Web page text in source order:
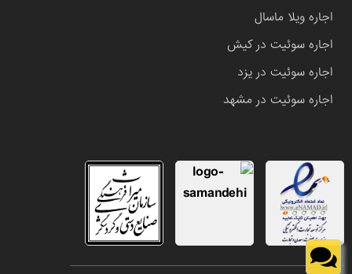
اجاره ویلا ماسال
اجاره سوئیت در کیش
اجاره سوئیت در یزد
اجاره سوئیت در مشهد